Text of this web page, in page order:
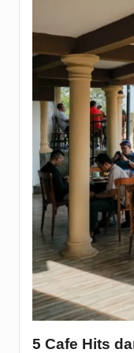
5 Cafe Hits